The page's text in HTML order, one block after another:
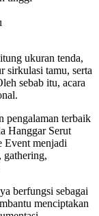
ukuran tenda,
sirkulasi tamu, serta
sebab itu, acara
pengalaman terbaik
Hanggar Serut
Event menjadi
gathering,
berfungsi sebagai
menciptakan